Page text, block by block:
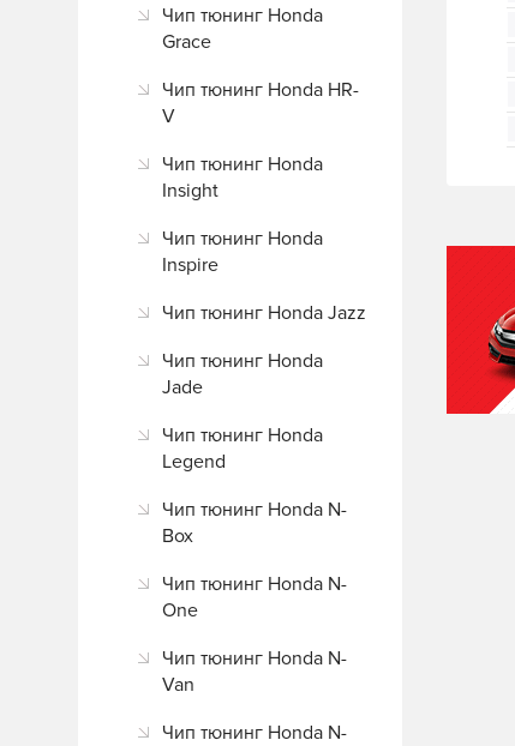
Чип тюнинг Honda
Grace
Чип тюнинг Honda HR-
V
Чип тюнинг Honda
Insight
Чип тюнинг Honda
Inspire
Чип тюнинг Honda Jazz
Чип тюнинг Honda
Jade
Чип тюнинг Honda
Legend
Чип тюнинг Honda N-
Box
Чип тюнинг Honda N-
One
Чип тюнинг Honda N-
Van
Чип тюнинг Honda N-